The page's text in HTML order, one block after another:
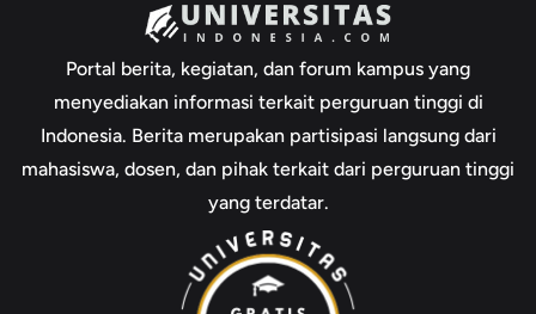
Portal berita, kegiatan, dan forum kampus yang
menyediakan informasi terkait perguruan tinggi di
Indonesia. Berita merupakan partisipasi langsung dari
mahasiswa, dosen, dan pihak terkait dari perguruan tinggi
yang terdatar.